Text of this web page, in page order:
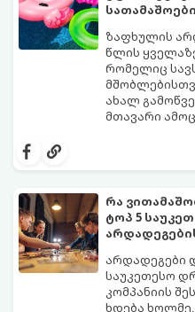
ზაფხულის
წლის
რომელიც
ახალ
მთავარი
მიმართვაა.
ჯანსაღი
აუცილებელია.
ინტერესის
იდეალური
რა
ტოპ 5
არდადეგები
საუკეთესო
კომპანიის
ხდება ხოლმე,